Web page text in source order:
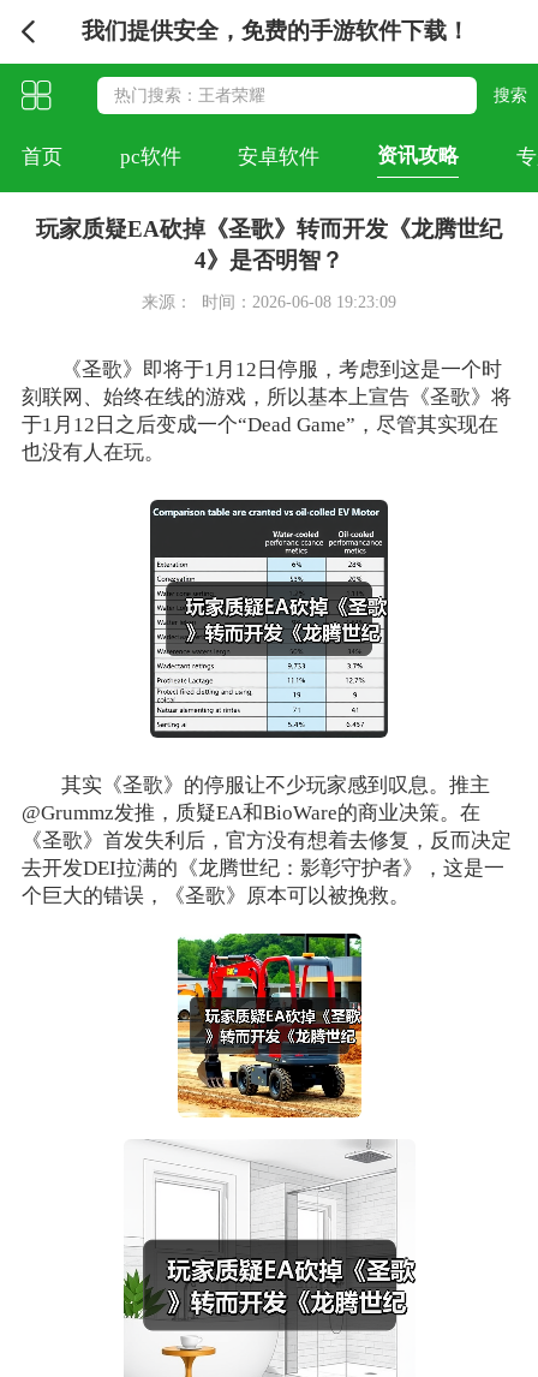
我们提供安全，免费的手游软件下载！
首页 pc软件 安卓软件 资讯攻略
玩家质疑EA砍掉《圣歌》转而开发《龙腾世纪
4》是否明智？
来源： 时间：2026-06-08 19:23:09
《圣歌》即将于1月12日停服，考虑到这是一个时
刻联网、始终在线的游戏，所以基本上宣告《圣歌》将
于1月12日之后变成一个“Dead Game”，尽管其实现在
也没有人在玩。
其实《圣歌》的停服让不少玩家感到叹息。推主
@Grummz发推，质疑EA和BioWare的商业决策。在
《圣歌》首发失利后，官方没有想着去修复，反而决定
去开发DEI拉满的《龙腾世纪：影彰守护者》，这是一
个巨大的错误，《圣歌》原本可以被挽救。